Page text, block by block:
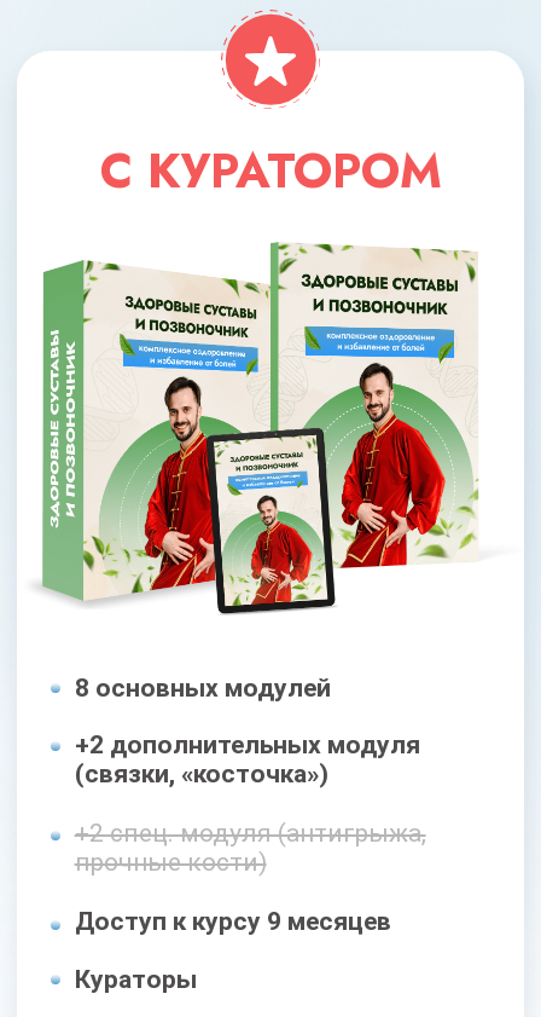
МАКСИМАЛЬНЫЙ
19 700 руб
Оформить заявку
8 основных модулей
+2 дополнительных модуля
(связки, «косточка»)
+2 спец. модуля (антигрыжа,
прочные кости)
Доступ к курсу 18 месяцев
Кураторы
Поддерживающие занятия
на протяжении 5 месяцев
39 400 РУБ СКИДКА 50%